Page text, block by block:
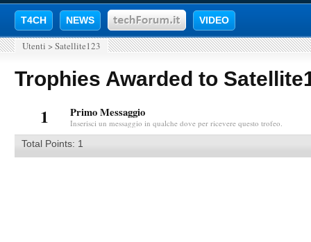
T4CH NEWS VIDEO
Utenti > Satellite123
Trophies Awarded to
1 Primo Messaggio
Inserisci un messaggio in qualche dove per ricevere questo trofeo.
Total Points: 1